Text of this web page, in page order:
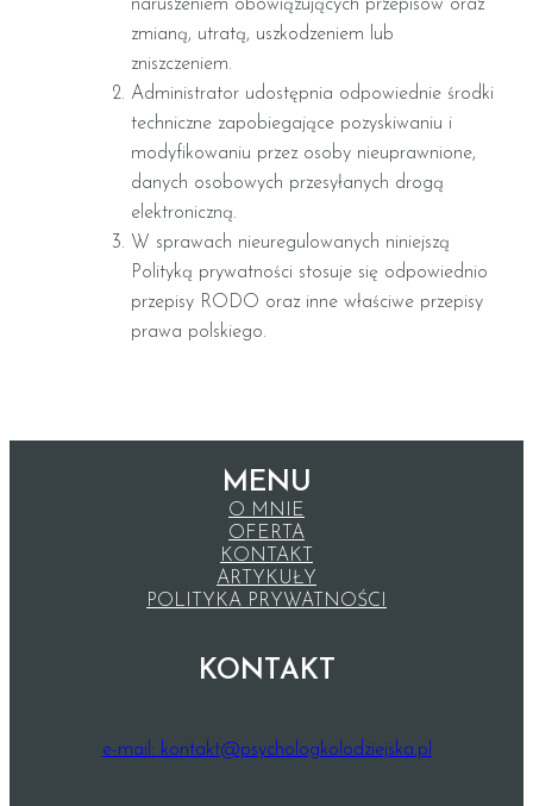
naruszeniem obowiązujących przepisów oraz
zmianą, utratą, uszkodzeniem lub
zniszczeniem.
Administrator udostępnia odpowiednie środki
techniczne zapobiegające pozyskiwaniu i
modyfikowaniu przez osoby nieuprawnione,
danych osobowych przesyłanych drogą
elektroniczną.
W sprawach nieuregulowanych niniejszą
Polityką prywatności stosuje się odpowiednio
przepisy RODO oraz inne właściwe przepisy
prawa polskiego.
MENU
O MNIE
OFERTA
KONTAKT
ARTYKUŁY
POLITYKA PRYWATNOŚCI
KONTAKT
e-mail: kontakt@psychologkolodziejska.pl